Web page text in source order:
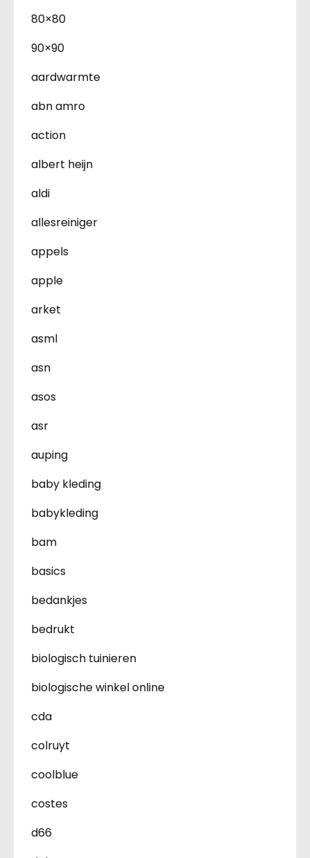
80×80
90×90
aardwarmte
abn amro
action
albert heijn
aldi
allesreiniger
appels
apple
arket
asml
asn
asos
asr
auping
baby kleding
babykleding
bam
basics
bedankjes
bedrukt
biologisch tuinieren
biologische winkel online
cda
colruyt
coolblue
costes
d66